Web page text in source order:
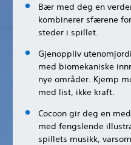
Bær med deg en
kombinerer sfærene
steder i spillet.
Gjenoppliv
med biomekaniske
nye områder. Kjemp
med list, ikke kraft.
Cocoon gir deg en
med fengslende
spillets musikk,